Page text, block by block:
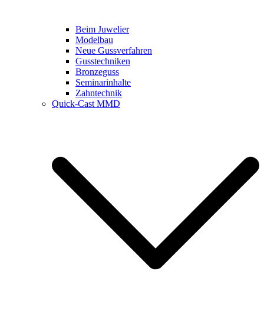
Beim Juwelier
Modelbau
Neue Gussverfahren
Gusstechniken
Bronzeguss
Seminarinhalte
Zahntechnik
Quick-Cast MMD